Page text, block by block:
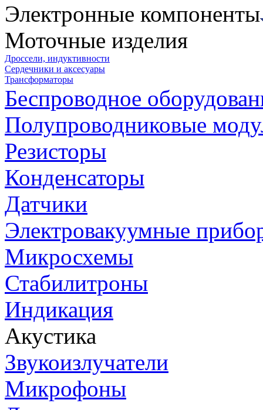
Электронные компоненты
Моточные изделия
Дроссели, индуктивности
Сердечники и аксесуары
Трансформаторы
Беспроводное
Полупроводниковые
Резисторы
Конденсаторы
Датчики
Электровакуумные
Микросхемы
Стабилитроны
Индикация
Акустика
Звукоизлучатели
Микрофоны